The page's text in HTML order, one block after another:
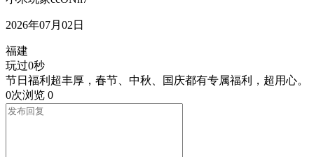
2026年07月02日
福建
玩过0秒
节日福利超丰厚，春节、中秋、国庆都有专属福利，超用心。
0次浏览 0